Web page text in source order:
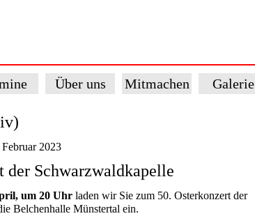
Über uns Mitmachen Galerie
2023
der Schwarzwaldkapelle
um 20 Uhr laden wir Sie zum 50. Osterkonzert der
Belchenhalle Münstertal ein.